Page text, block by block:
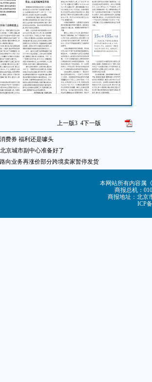
上一版3 4下一版
费券 福利还是噱头
京城市副中心准备好了
向业务再涨价部分跨境卖家暂停发货
本网站所有内容属
商报总机：
商报地址：北京
ICP